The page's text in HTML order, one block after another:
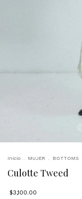
Inicio MUJER BOTTOMS
Culotte Tweed
$3,100.00